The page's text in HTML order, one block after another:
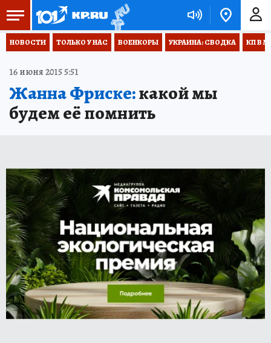
НОВОСТИ ТОЛЬКО У НАС ВОЕНКОРЫ УКРАИНА: СВОДКА КП В
16 июня 2015 5:51
Жанна Фриске:какой мы
будем её помнить